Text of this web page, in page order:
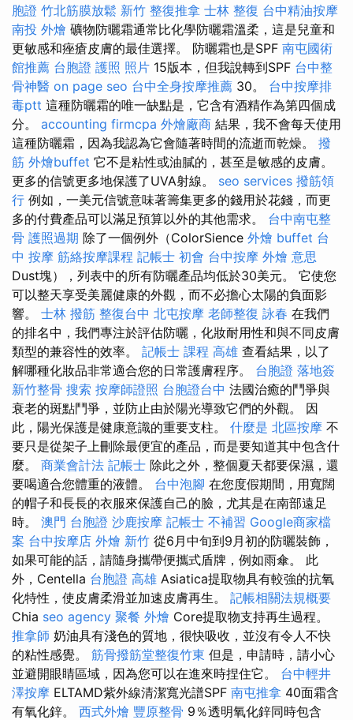
胞證 竹北筋膜放鬆 新竹 整復推拿 士林 整復 台中精油按摩
南投 外燴 礦物防曬霜通常比化學防曬霜溫柔，這是兒童和
更敏感和痤瘡皮膚的最佳選擇。 防曬霜也是SPF 南屯國術
館推薦 台胞證 護照 照片 15版本，但我說轉到SPF 台中整
骨神醫 on page seo 台中全身按摩推薦 30。 台中按摩排
毒ptt 這種防曬霜的唯一缺點是，它含有酒精作為第四個成
分。 accounting firmcpa 外燴廠商 結果，我不會每天使用
這種防曬霜，因為我認為它會隨著時間的流逝而乾燥。 撥
筋 外燴buffet 它不是粘性或油膩的，甚至是敏感的皮膚。
更多的信號更多地保護了UVA射線。 seo services 撥筋領
行 例如，一美元信號意味著籌集更多的錢用於花錢，而更
多的付費產品可以滿足預算以外的其他需求。 台中南屯整
骨 護照過期 除了一個例外（ColorSience 外燴 buffet 台
中 按摩 筋絡按摩課程 記帳士 初會 台中按摩 外燴 意思
Dust塊），列表中的所有防曬產品均低於30美元。 它使您
可以整天享受美麗健康的外觀，而不必擔心太陽的負面影
響。 士林 撥筋 整復台中 北屯按摩 老師整復 詠春 在我們
的排名中，我們專注於評估防曬，化妝耐用性和與不同皮膚
類型的兼容性的效率。 記帳士 課程 高雄 查看結果，以了
解哪種化妝品非常適合您的日常護膚程序。 台胞證 落地簽
新竹整骨 搜索 按摩師證照 台胞證台中 法國治癒的鬥爭與
衰老的斑點鬥爭，並防止由於陽光導致它們的外觀。 因
此，陽光保護是健康意識的重要支柱。 什麼是 北區按摩 不
要只是從架子上刪除最便宜的產品，而是要知道其中包含什
麼。 商業會計法 記帳士 除此之外，整個夏天都要保濕，還
要喝適合您體重的液體。 台中泡腳 在您度假期間，用寬闊
的帽子和長長的衣服來保護自己的臉，尤其是在南部遠足
時。 澳門 台胞證 沙鹿按摩 記帳士 不補習 Google商家檔
案 台中按摩店 外燴 新竹 從6月中旬到9月初的防曬裝飾，
如果可能的話，請隨身攜帶便攜式盾牌，例如雨傘。 此
外，Centella 台胞證 高雄 Asiatica提取物具有較強的抗氧
化特性，使皮膚柔滑並加速皮膚再生。 記帳相關法規概要
Chia seo agency 聚餐 外燴 Core提取物支持再生過程。
推拿師 奶油具有淺色的質地，很快吸收，並沒有令人不快
的粘性感覺。 筋骨撥筋堂整復竹東 但是，申請時，請小心
並避開眼睛區域，因為您可以在進來時捏住它。 台中輕井
澤按摩 ELTAMD紫外線清潔寬光譜SPF 南屯推拿 40面霜含
有氧化鋅。 西式外燴 豐原整骨 9％透明氧化鋅同時包含